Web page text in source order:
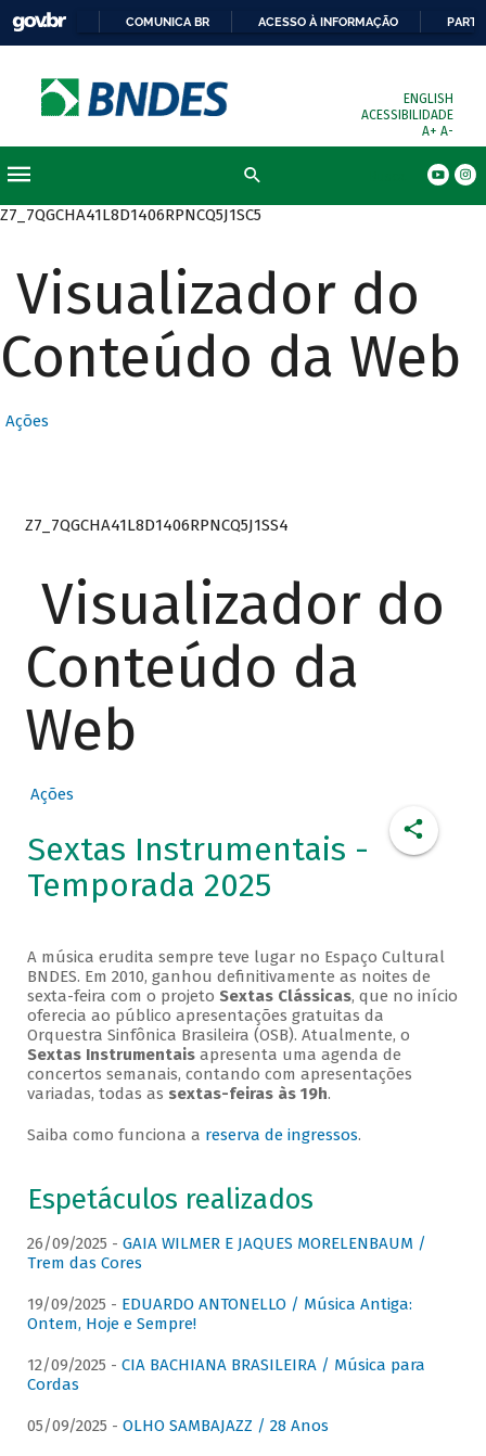
COMUNICA BR ACESSO À INFORMAÇÃO
ENGLISH
ACESSIBILIDADE
A+ A-
Z7_7QGCHA41L8D1406RPNCQ5J1SC5
Visualizador do
Conteúdo da Web
Ações
Z7_7QGCHA41L8D1406RPNCQ5J1SS4
Visualizador do
Conteúdo da
Web
Ações
Sextas Instrumentais -
Temporada 2025
A música erudita sempre teve lugar no Espaço Cultural
BNDES. Em 2010, ganhou definitivamente as noites de
sexta-feira com o projeto Sextas Clássicas, que no início
oferecia ao público apresentações gratuitas da
Orquestra Sinfônica Brasileira (OSB). Atualmente, o
Sextas Instrumentaisapresenta uma agenda de
concertos semanais, contando com apresentações
variadas, todas as sextas-feiras às 19h.
Saiba como funciona a reserva de ingressos.
Espetáculos realizados
26/09/2025 - GAIA WILMER E JAQUES MORELENBAUM /
Trem das Cores
19/09/2025 - EDUARDO ANTONELLO / Música Antiga:
Ontem, Hoje e Sempre!
12/09/2025 - CIA BACHIANA BRASILEIRA / Música para
Cordas
05/09/2025 - OLHO SAMBAJAZZ / 28 Anos